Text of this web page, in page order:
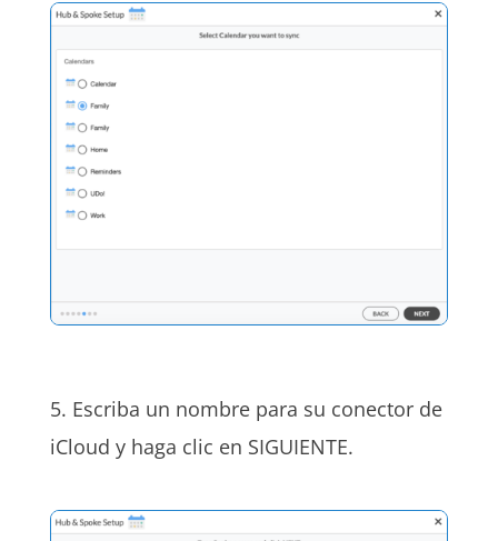
5. Escriba un nombre para su conector de
iCloud y haga clic en SIGUIENTE.